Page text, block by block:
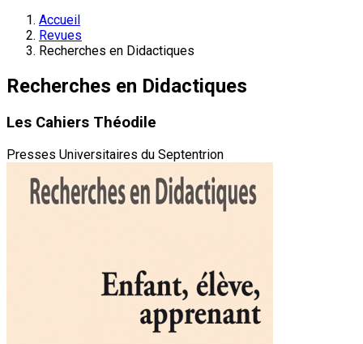
Accueil
Revues
Recherches en Didactiques
Recherches en Didactiques
Les Cahiers Théodile
Presses Universitaires du Septentrion